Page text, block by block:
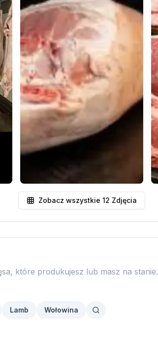
Zobacz wszystkie 12 Zdjęcia
które produkujesz lub masz na stanie.
Lamb Wołowina